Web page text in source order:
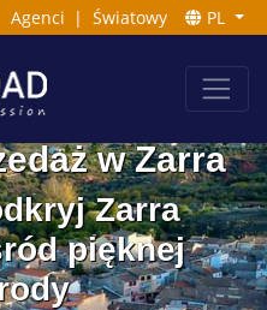
Agenci | Światowy PL
w Zarra
Zarra
pięknej